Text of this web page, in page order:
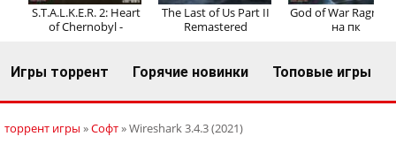
S.T.A.L.K.E.R. 2: Heart
of Chernobyl -
The Last of Us Part II
Remastered
God of War
на пк
Игры торрент Горячие новинки Топовые игры
торрент игры »Софт» Wireshark 3.4.3 (2021)